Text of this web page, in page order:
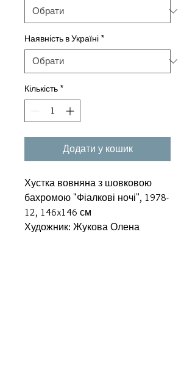
Наявність в Україні *
Кількість *
Додати у кошик
Хустка вовняна з шовковою
бахромою "Фіалкові ночі", 1978-
12, 146x146 см
Художник: Жукова Олена